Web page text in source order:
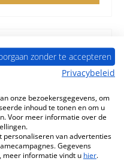
Oranier Arkona 7
zonder te accepteren
Privacybeleid
onze bezoekersgegevens, om
inhoud te tonen en om u
Voor meer informatie over de
personaliseren van advertenties
Gegevens
meer informatie vindt u hier.